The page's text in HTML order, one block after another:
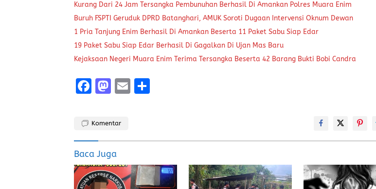
Kurang Dari 24 Jam Tersangka Pembunuhan Berhasil Di Amankan Polres Muara Enim
Buruh FSPTI Geruduk DPRD Batanghari, AMUK Soroti Dugaan Intervensi Oknum Dewan
1 Pria Tanjung Enim Berhasil Di Amankan Beserta 11 Paket Sabu Siap Edar
19 Paket Sabu Siap Edar Berhasil Di Gagalkan Di Ujan Mas Baru
Kejaksaan Negeri Muara Enim Terima Tersangka Beserta 42 Barang Bukti Bobi Candra
F
ce
o
o
k
M
st
d
o
n
E
Komentar
Baca Juga